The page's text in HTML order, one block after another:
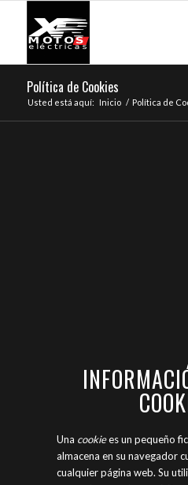
Política de Cookies
Usted está aquí: Inicio / Política de
Una cookiees un pequeño
almacena en su navegador
cualquier página web. Su